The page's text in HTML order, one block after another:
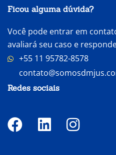
Ficou alguma dúvida?
Você pode entrar em
avaliará seu caso e
+55 11 95782-8578
Redes sociais